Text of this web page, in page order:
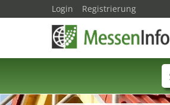
Login Registrierung